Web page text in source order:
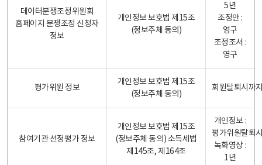
데이터분쟁조정위원회
홈페이지 분쟁조정 신청자
정보
개인정보 보호법 제15조
(정보주체 동의)
5년
조정안 :
영구
조정조서 :
영구
평가위원 정보
개인정보 보호법 제15조
(정보주체 동의)
회원탈퇴시까
참여기관 선정평가 정보
개인정보 보호법 제15조
(정보주체 동의) 소득세법
제145조, 제164조
개인정보 :
평가위원탈퇴
녹화영상 :
1년